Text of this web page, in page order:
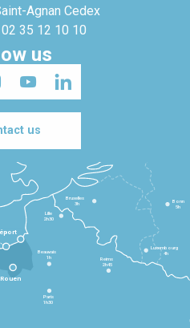
Agnan Cedex
35 12 10 10
us
us
Paris
1h30
Beauvais
1h
Reims
2h45
Lille
2h30
Bruxelles
3h
Bonn
5h
Luxembourg
4h
Rouen